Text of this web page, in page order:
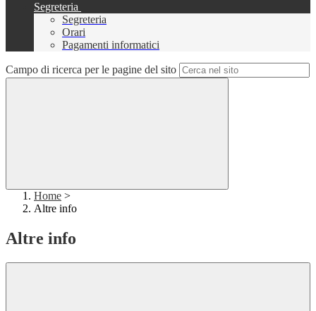
Segreteria
Segreteria
Orari
Pagamenti informatici
Campo di ricerca per le pagine del sito
Home >
Altre info
Altre info